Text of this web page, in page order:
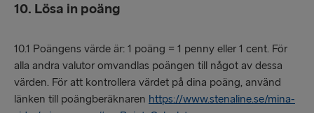
10. Lösa in poäng
10.1 Poängens värde är: 1 poäng = 1 penny eller 1 cent. För
alla andra valutor omvandlas poängen till något av dessa
värden. För att kontrollera värdet på dina poäng, använd
länken till poängberäknaren https://www.stenaline.se/mina-